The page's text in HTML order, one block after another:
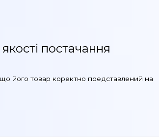
постачання
його товар коректно представлений на